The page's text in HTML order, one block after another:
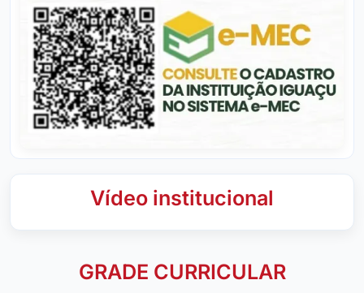
Vídeo institucional
GRADE CURRICULAR